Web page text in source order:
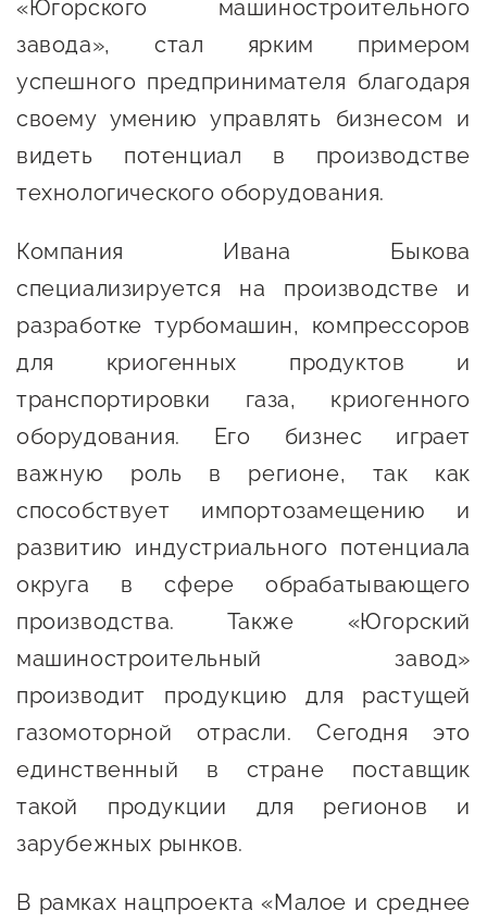
Бизнес Югра"
Меры поддержки
Консультационная поддержка
Образовательная поддержка
технологического
предпринимательства
Поддержка социальных
предпринимателей
Финансовая поддержка
Меры поддержки в условиях
внешнего санкционного
Центры поддержки
Центр информационно-
сопровождения
«Югорского машиностроительного
завода», стал ярким примером
успешного предпринимателя благодаря
своему умению управлять бизнесом и
видеть потенциал в производстве
технологического оборудования.
Компания Ивана Быкова
специализируется на производстве и
разработке турбомашин, компрессоров
для криогенных продуктов и
транспортировки газа, криогенного
оборудования. Его бизнес играет
важную роль в регионе, так как
способствует импортозамещению и
развитию индустриального потенциала
округа в сфере обрабатывающего
производства. Также «Югорский
машиностроительный завод»
производит продукцию для растущей
газомоторной отрасли. Сегодня это
единственный в стране поставщик
такой продукции для регионов и
зарубежных рынков.
В рамках нацпроекта «Малое и среднее